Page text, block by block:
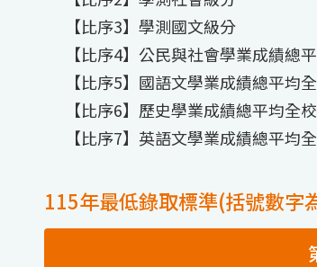
【比序3】學測國文級分
【比序4】公民與社會學業成績總
【比序5】國語文學業成績總平均
【比序6】歷史學業成績總平均全
【比序7】英語文學業成績總平均
115年最低錄取標準(括號數字